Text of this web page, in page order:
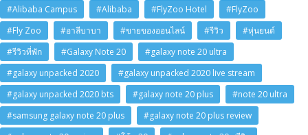
#Alibaba Campus
#Alibaba #FlyZoo Hotel
#FlyZoo
#Fly Zoo
#อาลีบาบา #ขายของออนไลน์ #รีวิว
#หุ่นยนต์
#รีวิวที่พัก
#Galaxy Note 20
#galaxy note 20 ultra
#galaxy unpacked 2020
#galaxy unpacked 2020 live stream
#galaxy unpacked 2020 bts
#galaxy note 20 plus
#note 20 ultra
#samsung galaxy note 20 plus
#galaxy note 20 plus review